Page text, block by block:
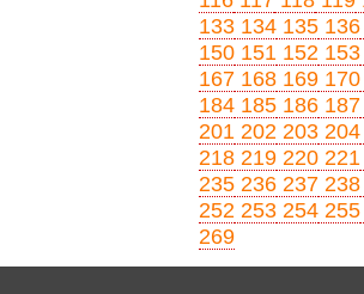
133 134 135 136
150 151 152 153
167 168 169 170
184 185 186 187
201 202 203 204
218 219 220 221
235 236 237 238
252 253 254 255
269